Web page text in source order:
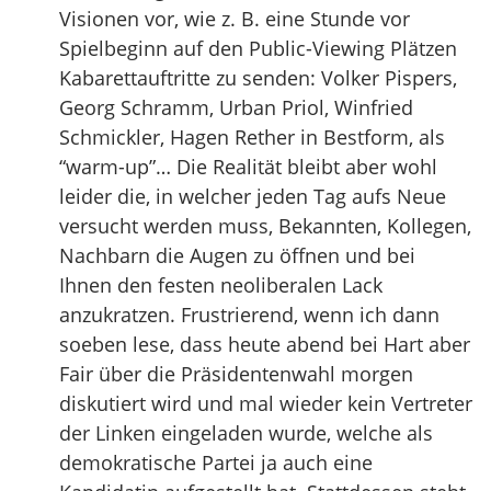
Visionen vor, wie z. B. eine Stunde vor
Spielbeginn auf den Public-Viewing Plätzen
Kabarettauftritte zu senden: Volker Pispers,
Georg Schramm, Urban Priol, Winfried
Schmickler, Hagen Rether in Bestform, als
“warm-up”… Die Realität bleibt aber wohl
leider die, in welcher jeden Tag aufs Neue
versucht werden muss, Bekannten, Kollegen,
Nachbarn die Augen zu öffnen und bei
Ihnen den festen neoliberalen Lack
anzukratzen. Frustrierend, wenn ich dann
soeben lese, dass heute abend bei Hart aber
Fair über die Präsidentenwahl morgen
diskutiert wird und mal wieder kein Vertreter
der Linken eingeladen wurde, welche als
demokratische Partei ja auch eine